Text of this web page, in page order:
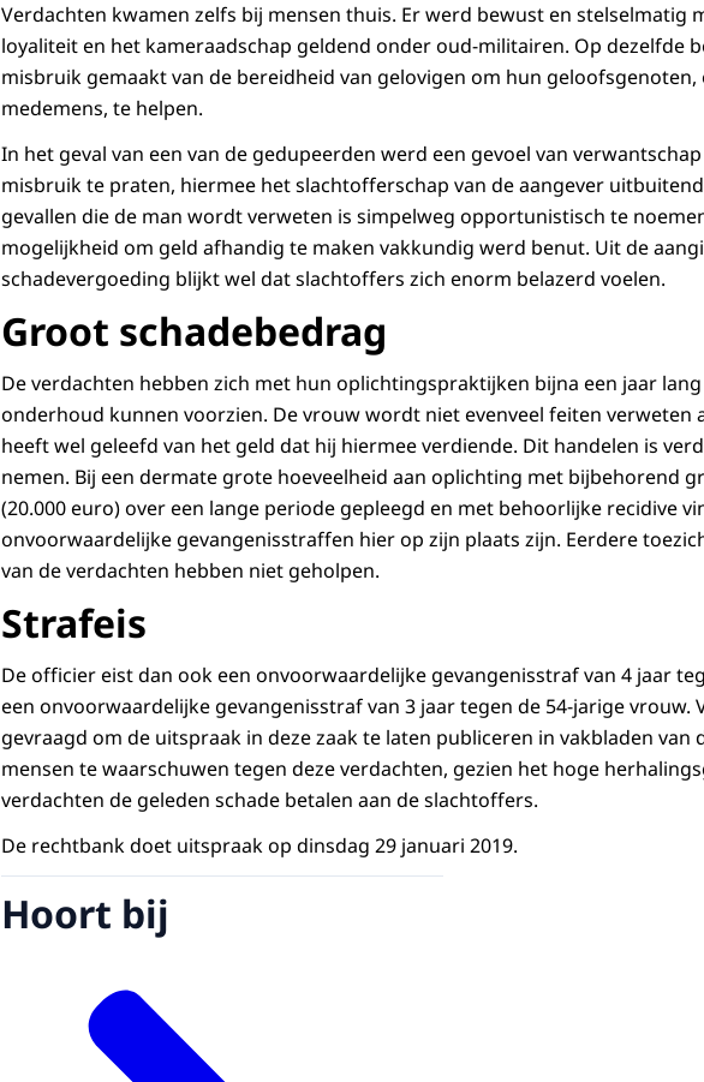
Verdachten kwamen zelfs bij mensen thuis. Er werd bewust en stelselmatig
loyaliteit en het kameraadschap geldend onder oud-militairen. Op dezelfde
misbruik gemaakt van de bereidheid van gelovigen om hun
medemens, te helpen.
In het geval van een van de gedupeerden werd een gevoel van
misbruik te praten, hiermee het slachtofferschap van de aangever
gevallen die de man wordt verweten is simpelweg opportunistisch te
mogelijkheid om geld afhandig te maken vakkundig werd benut. Uit de
schadevergoeding blijkt wel dat slachtoffers zich enorm belazerd voelen.
Groot schadebedrag
De verdachten hebben zich met hun oplichtingspraktijken bijna een jaar
onderhoud kunnen voorzien. De vrouw wordt niet evenveel feiten verweten
heeft wel geleefd van het geld dat hij hiermee verdiende. Dit handelen is
nemen. Bij een dermate grote hoeveelheid aan oplichting met bijbehorend
(20.000 euro) over een lange periode gepleegd en met behoorlijke recidive
onvoorwaardelijke gevangenisstraffen hier op zijn plaats zijn. Eerdere
van de verdachten hebben niet geholpen.
Strafeis
De officier eist dan ook een onvoorwaardelijke gevangenisstraf van 4 jaar
een onvoorwaardelijke gevangenisstraf van 3 jaar tegen de 54-jarige vrouw.
gevraagd om de uitspraak in deze zaak te laten publiceren in vakbladen van
mensen te waarschuwen tegen deze verdachten, gezien het hoge
verdachten de geleden schade betalen aan de slachtoffers.
De rechtbank doet uitspraak op dinsdag 29 januari 2019.
Hoort bij